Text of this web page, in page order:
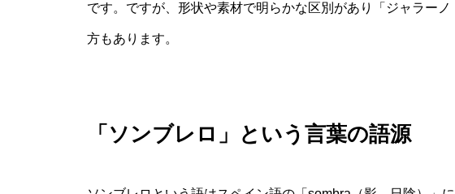
です。ですが、形状や素材で明らかな区別があり「ジャラー
方もあります。
「ソンブレロ」という言葉の語源